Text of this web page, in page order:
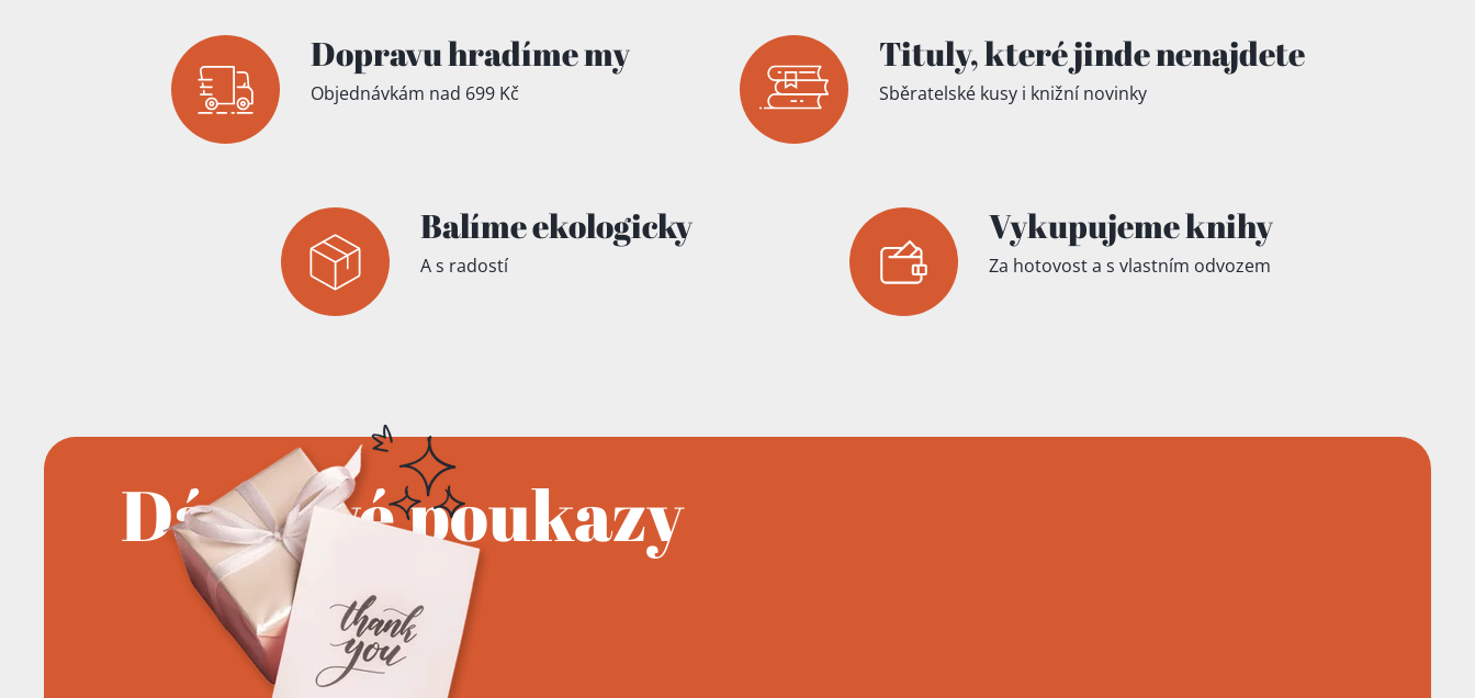
Dopravu hradíme my
Objednávkám nad 699 Kč
Tituly,které jindenenajdete
Sběratelské kusy i knižní novinky
Balíme ekologicky
A s radostí
Vykupujeme knihy
Za hotovost a s vlastním odvozem
Dárkové poukazy
Přidáno do košíku!